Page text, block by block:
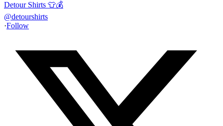
Detour Shirts 👕💰
@detourshirts
·Follow